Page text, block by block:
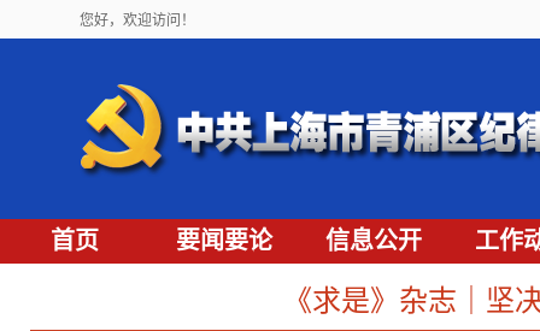
您好，欢迎访问！
首页 要闻要论 信息公开 工作
《求是》杂志｜坚